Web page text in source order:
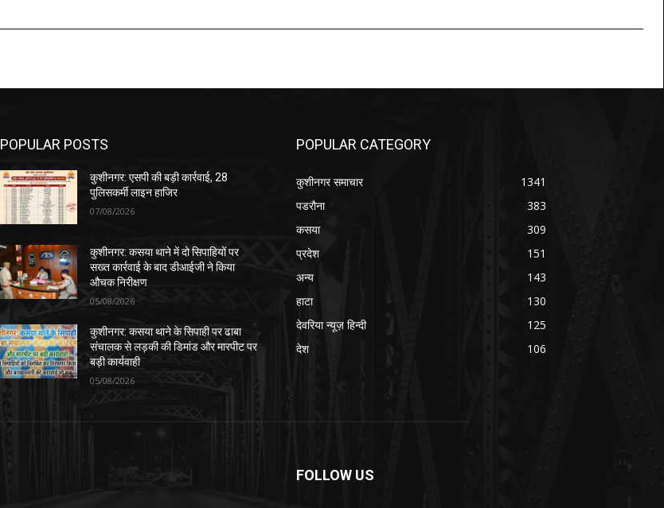
POPULAR POSTS
कुशीनगर: एसपी की बड़ी कार्रवाई, 28
पुलिसकर्मी लाइन हाजिर
07/08/2026
कुशीनगर: कसया थाने में दो सिपाहियों पर
सख्त कार्रवाई के बाद डीआईजी ने किया
औचक निरीक्षण
05/08/2026
कुशीनगर: कसया थाने के सिपाही पर ढाबा
संचालक से लड़की की डिमांड और मारपीट पर
बड़ी कार्यवाही
05/08/2026
POPULAR CATEGORY
कुशीनगर समाचार
1341
पडरौना
383
कसया
309
प्रदेश
151
अन्य
143
हाटा
130
देवरिया न्यूज़ हिन्दी
125
देश
106
FOLLOW US